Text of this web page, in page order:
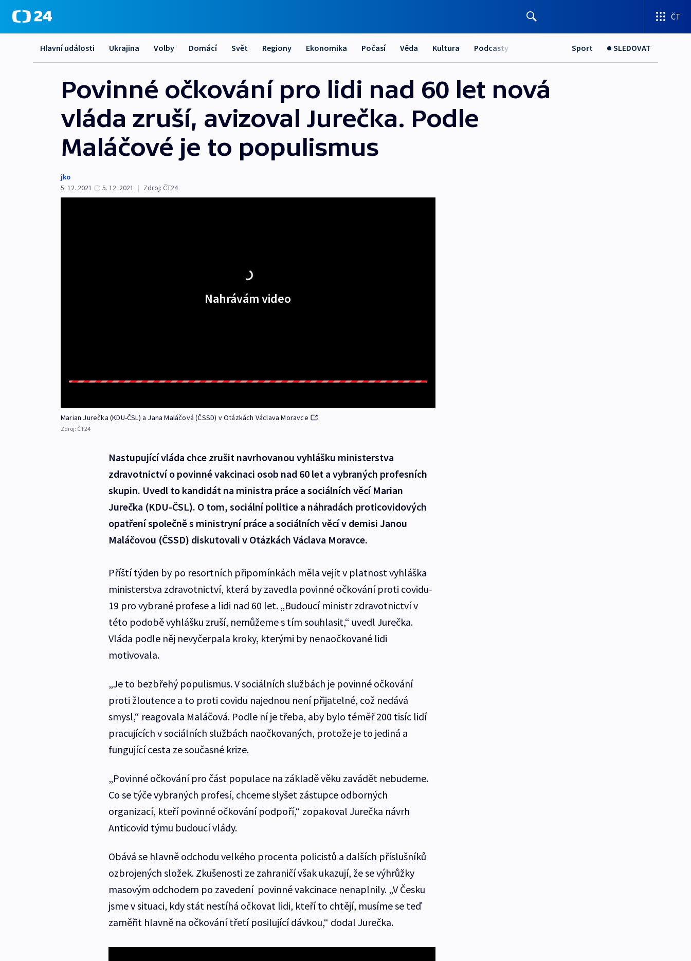
ČT
Hlavní události Ukrajina Volby Domácí Svět Regiony Ekonomika Počasí Věda Kultura Podcasty Sport SLEDOVAT
Povinné očkování pro lidi nad 60 let nová
vláda zruší, avizoval Jurečka. Podle
Maláčové je to populismus
jko
5. 12. 2021
5. 12. 2021 | Zdroj: ČT24
Nahrávám video
Marian Jurečka (KDU-ČSL) a Jana Maláčová (ČSSD) v Otázkách Václava Moravce
Zdroj: ČT24
Nastupující vláda chce zrušit navrhovanou vyhlášku ministerstva
zdravotnictví o povinné vakcinaci osob nad 60 let a vybraných profesních
skupin. Uvedl to kandidát na ministra práce a sociálních věcí Marian
Jurečka (KDU-ČSL). O tom, sociální politice a náhradách proticovidových
opatření společně s ministryní práce a sociálních věcí v demisi Janou
Maláčovou (ČSSD) diskutovali v Otázkách Václava Moravce.
Příští týden by po resortních připomínkách měla vejít v platnost vyhláška
ministerstva zdravotnictví, která by zavedla povinné očkování proti covidu-
19 pro vybrané profese a lidi nad 60 let. „Budoucí ministr zdravotnictví v
této podobě vyhlášku zruší, nemůžeme s tím souhlasit,“ uvedl Jurečka.
Vláda podle něj nevyčerpala kroky, kterými by nenaočkované lidi
motivovala.
„Je to bezbřehý populismus. V sociálních službách je povinné očkování
proti žloutence a to proti covidu najednou není přijatelné, což nedává
smysl,“ reagovala Maláčová. Podle ní je třeba, aby bylo téměř 200 tisíc lidí
pracujících v sociálních službách naočkovaných, protože je to jediná a
fungující cesta ze současné krize.
„Povinné očkování pro část populace na základě věku zavádět nebudeme.
Co se týče vybraných profesí, chceme slyšet zástupce odborných
organizací, kteří povinné očkování podpoří,“ zopakoval Jurečka návrh
Anticovid týmu budoucí vlády.
Obává se hlavně odchodu velkého procenta policistů a dalších příslušníků
ozbrojených složek. Zkušenosti ze zahraničí však ukazují, že se výhrůžky
masovým odchodem po zavedení povinné vakcinace nenaplnily. „V Česku
jsme v situaci, kdy stát nestíhá očkovat lidi, kteří to chtějí, musíme se teď
zaměřit hlavně na očkování třetí posilující dávkou,“ dodal Jurečka.